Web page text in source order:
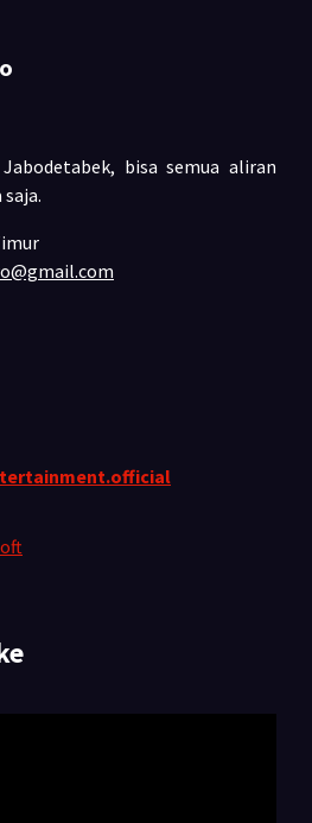
bisa semua aliran